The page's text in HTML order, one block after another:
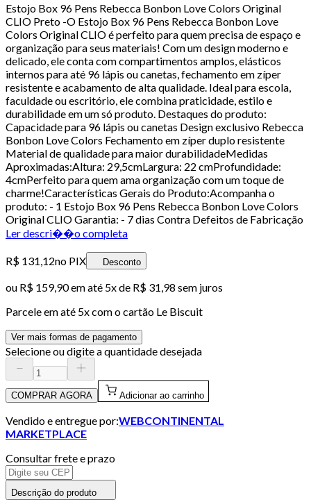
Estojo Box 96 Pens Rebecca Bonbon Love Colors Original
CLIO Preto -O Estojo Box 96 Pens Rebecca Bonbon Love
Colors Original CLIO é perfeito para quem precisa de espaço e
organização para seus materiais! Com um design moderno e
delicado, ele conta com compartimentos amplos, elásticos
internos para até 96 lápis ou canetas, fechamento em zíper
resistente e acabamento de alta qualidade. Ideal para escola,
faculdade ou escritório, ele combina praticidade, estilo e
durabilidade em um só produto. Destaques do produto:
Capacidade para 96 lápis ou canetas Design exclusivo Rebecca
Bonbon Love Colors Fechamento em zíper duplo resistente
Material de qualidade para maior durabilidadeMedidas
Aproximadas:Altura: 29,5cmLargura: 22 cmProfundidade:
4cmPerfeito para quem ama organização com um toque de
charme!Características Gerais do Produto:Acompanha o
produto: - 1 Estojo Box 96 Pens Rebecca Bonbon Love Colors
Original CLIO Garantia: - 7 dias Contra Defeitos de Fabricação
Ler descri��o completa
R$ 131,12no PIX Desconto
ou R$ 159,90em até 5x de R$ 31,98 sem juros
Parcele em até 5x com o cartão Le Biscuit
Ver mais formas de pagamento
Selecione ou digite a quantidade desejada
COMPRAR AGORA Adicionar ao carrinho
Vendido e entregue por:WEBCONTINENTAL
MARKETPLACE
Consultar frete e prazo
Descrição do produto